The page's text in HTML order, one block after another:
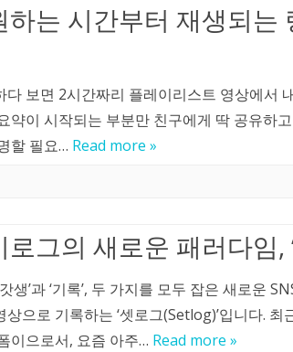
하는 시간부터 재생되는
다 보면 2시간짜리 플레이리스트 영상에서
약이 시작되는 부분만 친구에게 딱 공유하
할 필요… Read more »
그의 새로운 패러다임,
생’과 ‘기록’, 두 가지를 모두 잡은 새로운
상으로 기록하는 ‘셋로그(Setlog)’입니다.
이으로서, 요즘 아주… Read more »